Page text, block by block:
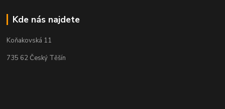
Kde nás najdete
Koňakovská 11
735 62 Český Těšín